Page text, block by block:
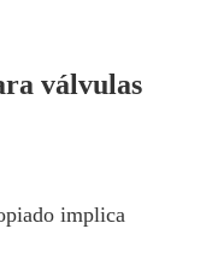
válvulas
implica